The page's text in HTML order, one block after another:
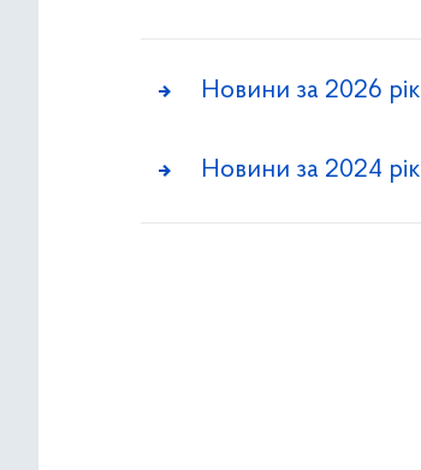
Новини за 2026 рік
Новини за 2024 рік